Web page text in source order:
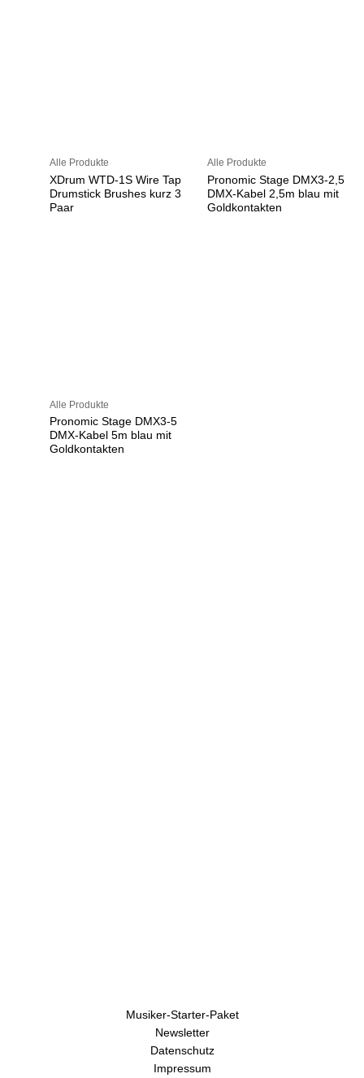
Alle Produkte
XDrum WTD-1S Wire Tap
Drumstick Brushes kurz 3
Paar
Alle Produkte
Pronomic Stage DMX3-2,5
DMX-Kabel 2,5m blau mit
Goldkontakten
Alle Produkte
Pronomic Stage DMX3-5
DMX-Kabel 5m blau mit
Goldkontakten
Musiker-Starter-Paket
Newsletter
Datenschutz
Impressum